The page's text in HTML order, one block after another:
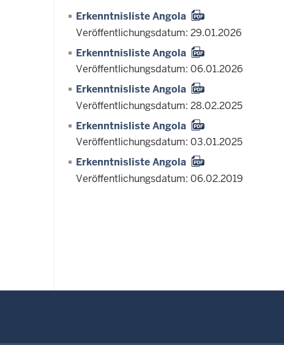
Erkenntnisliste Angola
Veröffentlichungsdatum: 29.01.2026
Erkenntnisliste Angola
Veröffentlichungsdatum: 06.01.2026
Erkenntnisliste Angola
Veröffentlichungsdatum: 28.02.2025
Erkenntnisliste Angola
Veröffentlichungsdatum: 03.01.2025
Erkenntnisliste Angola
Veröffentlichungsdatum: 06.02.2019